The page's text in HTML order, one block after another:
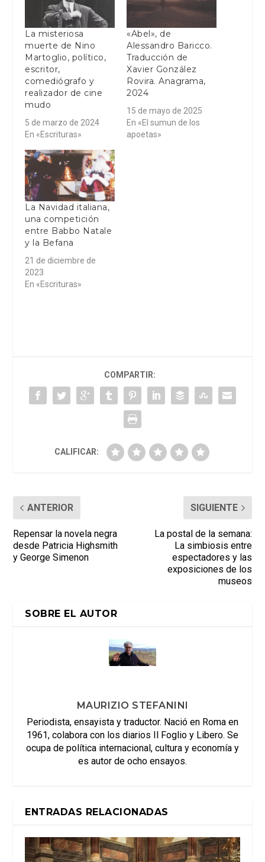
La misteriosa
muerte de Nino
Martoglio, político,
escritor,
comediógrafo y
realizador de cine
mudo
5 de marzo de 2024
En «Escrituras»
«Abel», de
Alessandro Baricco.
Traducción de
Xavier González
Rovira. Anagrama,
2024
15 de mayo de 2025
En «El sumun de los
apoetas»
La Navidad italiana,
una competición
entre Babbo Natale
y la Befana
21 de diciembre de
2023
En «Escrituras»
COMPARTIR:
CALIFICAR:
ANTERIOR
Repensar la novela negra
desde Patricia Highsmith
y George Simenon
SIGUIENTE
La postal de la semana:
La simbiosis entre
espectadores y las
exposiciones de los
museos
SOBRE EL AUTOR
MAURIZIO STEFANINI
Periodista, ensayista y traductor. Nació en Roma en
1961, colabora con los diarios Il Foglio y Libero. Se
ocupa de política internacional, cultura y economía y
es autor de ocho ensayos.
ENTRADAS RELACIONADAS